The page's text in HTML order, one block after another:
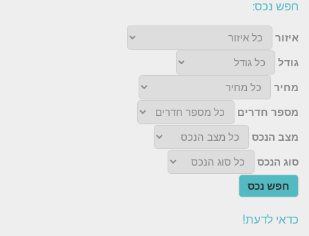
חפש נכס:
איזור
גודל
מחיר
מספר חדרים
מצב הנכס
סוג הנכס
חפש נכס
כדאי לדעת!